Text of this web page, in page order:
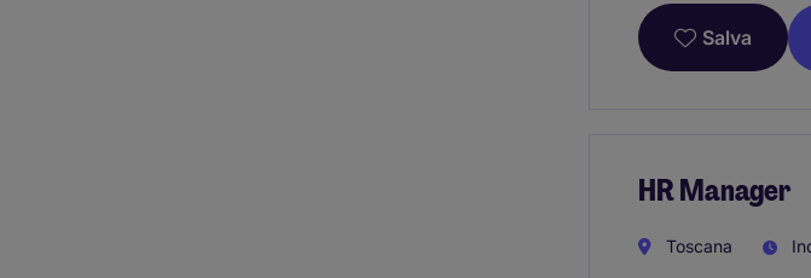
Salva
HR Manager
Toscana